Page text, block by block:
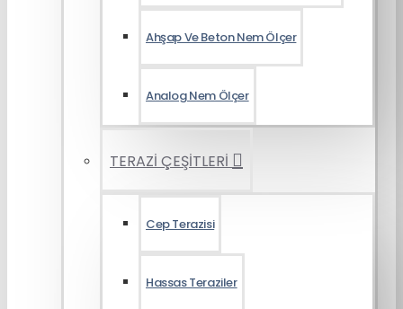
Ahşap Ve Beton Nem Ölçer
Analog Nem Ölçer
TERAZİ ÇEŞİTLERİ
Cep Terazisi
Hassas Teraziler